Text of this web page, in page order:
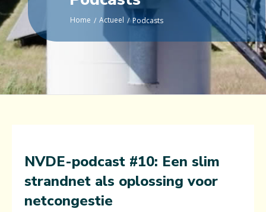
Home / Actueel / Podcasts
NVDE-podcast #10: Een slim
strandnet als oplossing voor
netcongestie